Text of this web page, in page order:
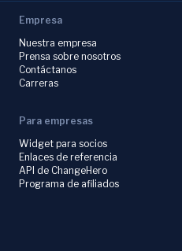
Empresa
Nuestra empresa
Prensa sobre nosotros
Contáctanos
Carreras
Para empresas
Widget para socios
Enlaces de referencia
API de ChangeHero
Programa de afiliados